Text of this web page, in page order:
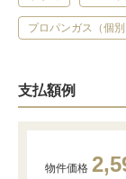
プロパンガス（個別
支払額例
物件価格